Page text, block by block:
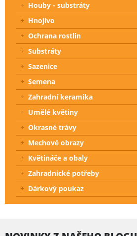
Houby - substráty
Hnojivo
Ochrana rostlin
Substráty
Sazenice
Semena
Zahradní keramika
Umělé květiny
Okrasné trávy
Mechové obrazy
Květináče a obaly
Zahradnické potřeby
Dárkový poukaz